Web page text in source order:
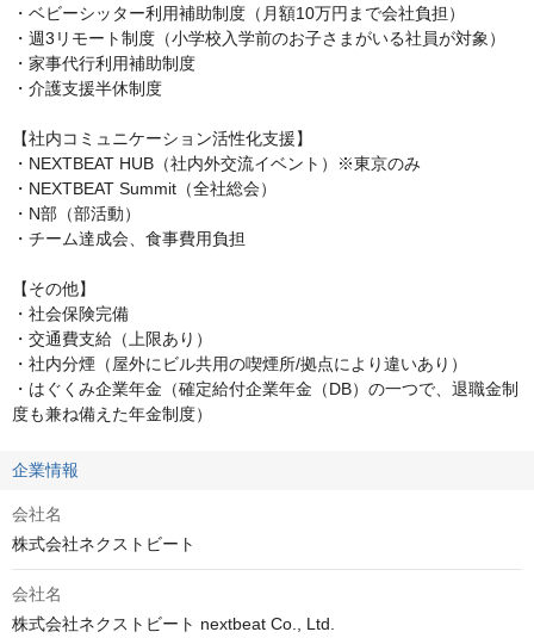
・ベビーシッター利用補助制度（月額10万円まで会社負担）
・週3リモート制度（小学校入学前のお子さまがいる社員が対象）
・家事代行利用補助制度
・介護支援半休制度
【社内コミュニケーション活性化支援】
・NEXTBEAT HUB（社内外交流イベント）※東京のみ
・NEXTBEAT Summit（全社総会）
・N部（部活動）
・チーム達成会、食事費用負担
【その他】
・社会保険完備
・交通費支給（上限あり）
・社内分煙（屋外にビル共用の喫煙所/拠点により違いあり）
・はぐくみ企業年金（確定給付企業年金（DB）の一つで、退職金制
度も兼ね備えた年金制度）
企業情報
会社名
株式会社ネクストビート
会社名
株式会社ネクストビート nextbeat Co., Ltd.